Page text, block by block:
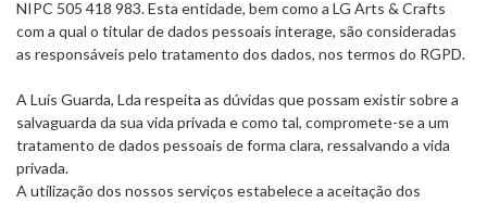
NIPC 505 418 983. Esta entidade, bem como a LG Arts & Crafts
com a qual o titular de dados pessoais interage, são consideradas
as responsáveis pelo tratamento dos dados, nos termos do RGPD.
A Luís Guarda, Lda respeita as dúvidas que possam existir sobre a
salvaguarda da sua vida privada e como tal, compromete-se a um
tratamento de dados pessoais de forma clara, ressalvando a vida
privada.
A utilização dos nossos serviços estabelece a aceitação dos